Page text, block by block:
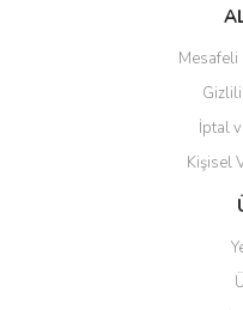
Bu ürüne benzer farklı
Mesafeli
İptal
Kişisel